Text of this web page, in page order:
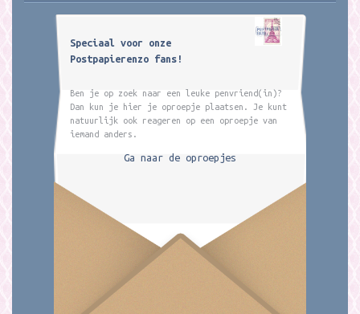
Speciaal voor onze
Postpapierenzo fans!
Ben je op zoek naar een leuke penvriend(in)?
Dan kun je hier je oproepje plaatsen. Je kunt
natuurlijk ook reageren op een oproepje van
iemand anders.
Ga naar de oproepjes